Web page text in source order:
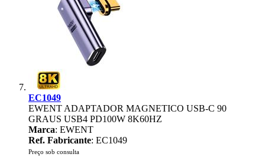
EC1049
EWENT ADAPTADOR MAGNETICO USB-C 90
GRAUS USB4 PD100W 8K60HZ
Marca: EWENT
Ref. Fabricante: EC1049
Preço sob consulta